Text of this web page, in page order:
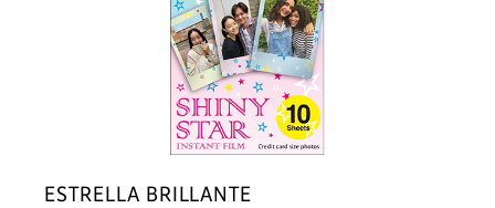
ESTRELLA BRILLANTE